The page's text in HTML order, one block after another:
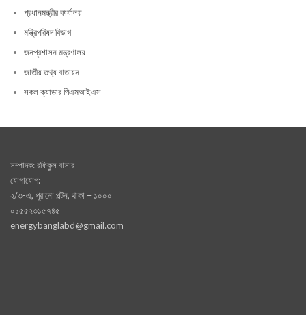
প্রধানমন্ত্রীর কার্যালয়
মন্ত্রিপরিষদ বিভাগ
জনপ্রশাসন মন্ত্রণালয়
জাতীয় তথ্য বাতায়ন
সকল ক্যাডার পিএমআইএস
সম্পাদক: রফিকুল বাসার
যোগাযোগ:
২/৩-এ, পূরানো পল্টন, থাকা – ১০০০
০১৫৫২৩১৫৭৪৫
energybanglabd@gmail.com